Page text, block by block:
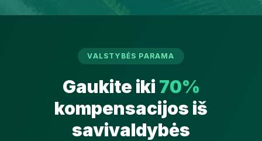
VALSTYBĖS PARAMA
Gaukite iki 70%
kompensacijos iš
savivaldybės